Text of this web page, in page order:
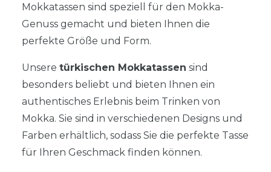
Mokkatassen sind speziell für den Mokka-
Genuss gemacht und bieten Ihnen die
perfekte Größe und Form.
Unsere türkischen Mokkatassen sind
besonders beliebt und bieten Ihnen ein
authentisches Erlebnis beim Trinken von
Mokka. Sie sind in verschiedenen Designs und
Farben erhältlich, sodass Sie die perfekte Tasse
für Ihren Geschmack finden können.